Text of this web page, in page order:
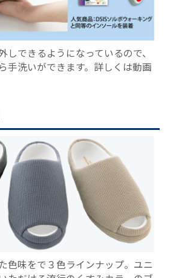
しできるようになっているので、
手洗いができます。詳しくは動画
色味をで３色ラインナップ。ユニ